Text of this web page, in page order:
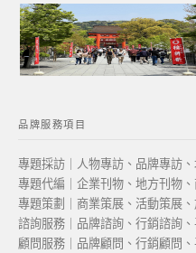
品牌服務項目
專題採訪｜人物專訪、品牌專訪
專題代編｜企業刊物、地方刊物
專題策劃｜商業策展、活動策展
諮詢服務｜品牌諮詢、行銷諮詢
顧問服務｜品牌顧問、行銷顧問